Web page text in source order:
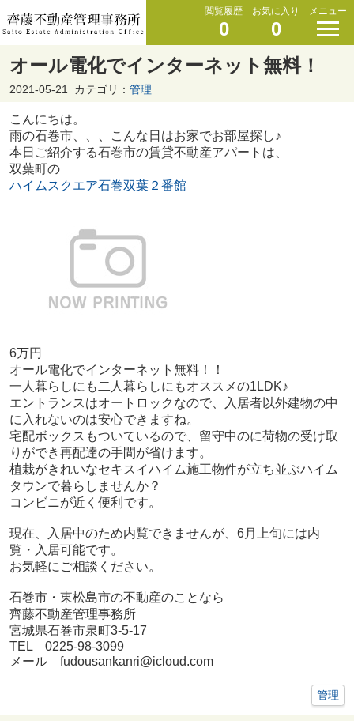
閲覧履歴
0
お気に入り
0
メニュー
オール電化でインターネット無料！
2021-05-21 カテゴリ： 管理
こんにちは。
雨の石巻市、、、こんな日はお家でお部屋探し♪
本日ご紹介する石巻市の賃貸不動産アパートは、
双葉町の
ハイムスクエア石巻双葉２番館
6万円
オール電化でインターネット無料！！
一人暮らしにも二人暮らしにもオススメの1LDK♪
エントランスはオートロックなので、入居者以外建物の中
に入れないのは安心できますね。
宅配ボックスもついているので、留守中のに荷物の受け取
りができ再配達の手間が省けます。
植栽がきれいなセキスイハイム施工物件が立ち並ぶハイム
タウンで暮らしませんか？
コンビニが近く便利です。
現在、入居中のため内覧できませんが、 6月上旬には内
覧・入居可能です。
お気軽にご相談ください。
石巻市・東松島市の不動産のことなら
齊藤不動産管理事務所
宮城県石巻市泉町3-5-17
TEL 0225-98-3099
メール fudousankanri@icloud.com
管理